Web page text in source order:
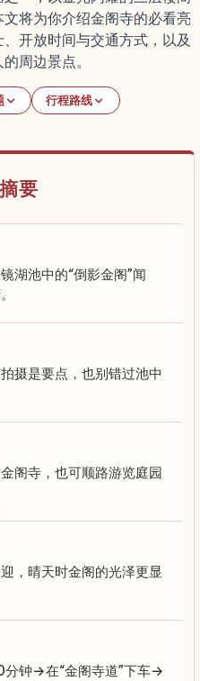
将为你介绍金阁寺的必看亮
开放时间与交通方式，以及
周边景点。
行程路线
要
湖池中的“倒影金阁”闻
摄是要点，也别错过池中
阁寺，也可顺路游览庭园
，晴天时金阁的光泽更显
分钟→在“金阁寺道”下车→